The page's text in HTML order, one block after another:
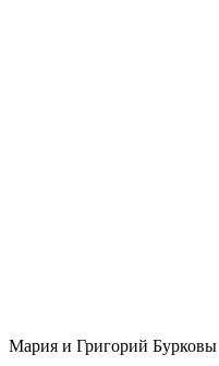
Мария и Григорий Бурковы